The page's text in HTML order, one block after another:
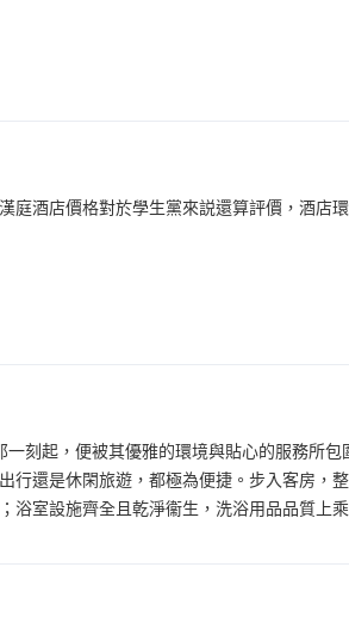
庭酒店價格對於學生黨來説還算評價，酒店
刻起，便被其優雅的環境與貼心的服務所
還是休閑旅遊，都極為便捷。步入客房，
室設施齊全且乾淨衞生，洗浴用品品質上